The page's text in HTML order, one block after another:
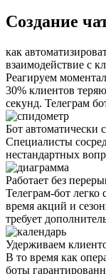
Создание
как
взаимодействие с
Реагируем
30% клиентов
секунд. Телеграм
Бот автоматически
Специалисты
нестандартных
Работает без
Телеграм-бот
время акций и
требует
Удерживаем
В то время как
боты